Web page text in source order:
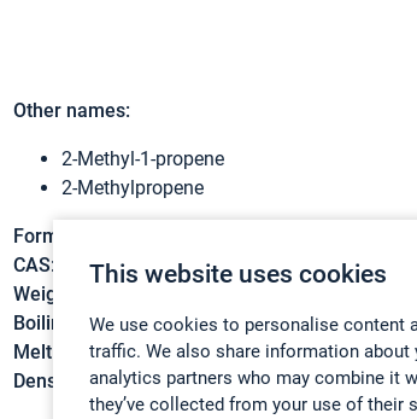
This website uses cookies
We use cookies to personalise content
traffic. We also share information
analytics partners who may combine it
they’ve collected from your use of their
Other names:
2-Methyl-1-propene
2-Methylpropene
Formula:
CAS:
115-11-7
Weight:
Boiling point:-7,1 °C
Melting point:-140,3 °C
Density:
N/A